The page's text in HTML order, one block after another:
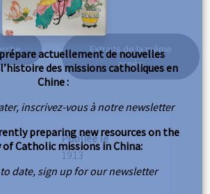
Extraits de la même
année
Publiée le
1913
prépare actuellement de nouvelles
des missions catholiques en
Chine :
inscrivez-vous à notre newsletter
preparing new resources on the
Catholic missions in China:
to date, sign up for our newsletter